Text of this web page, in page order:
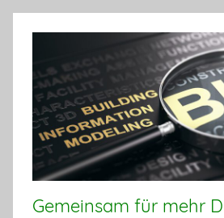
Gemeinsam für mehr